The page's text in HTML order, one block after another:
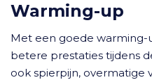
Warming-up
Met een goede warming-
betere prestaties tijdens
ook spierpijn, overmatige